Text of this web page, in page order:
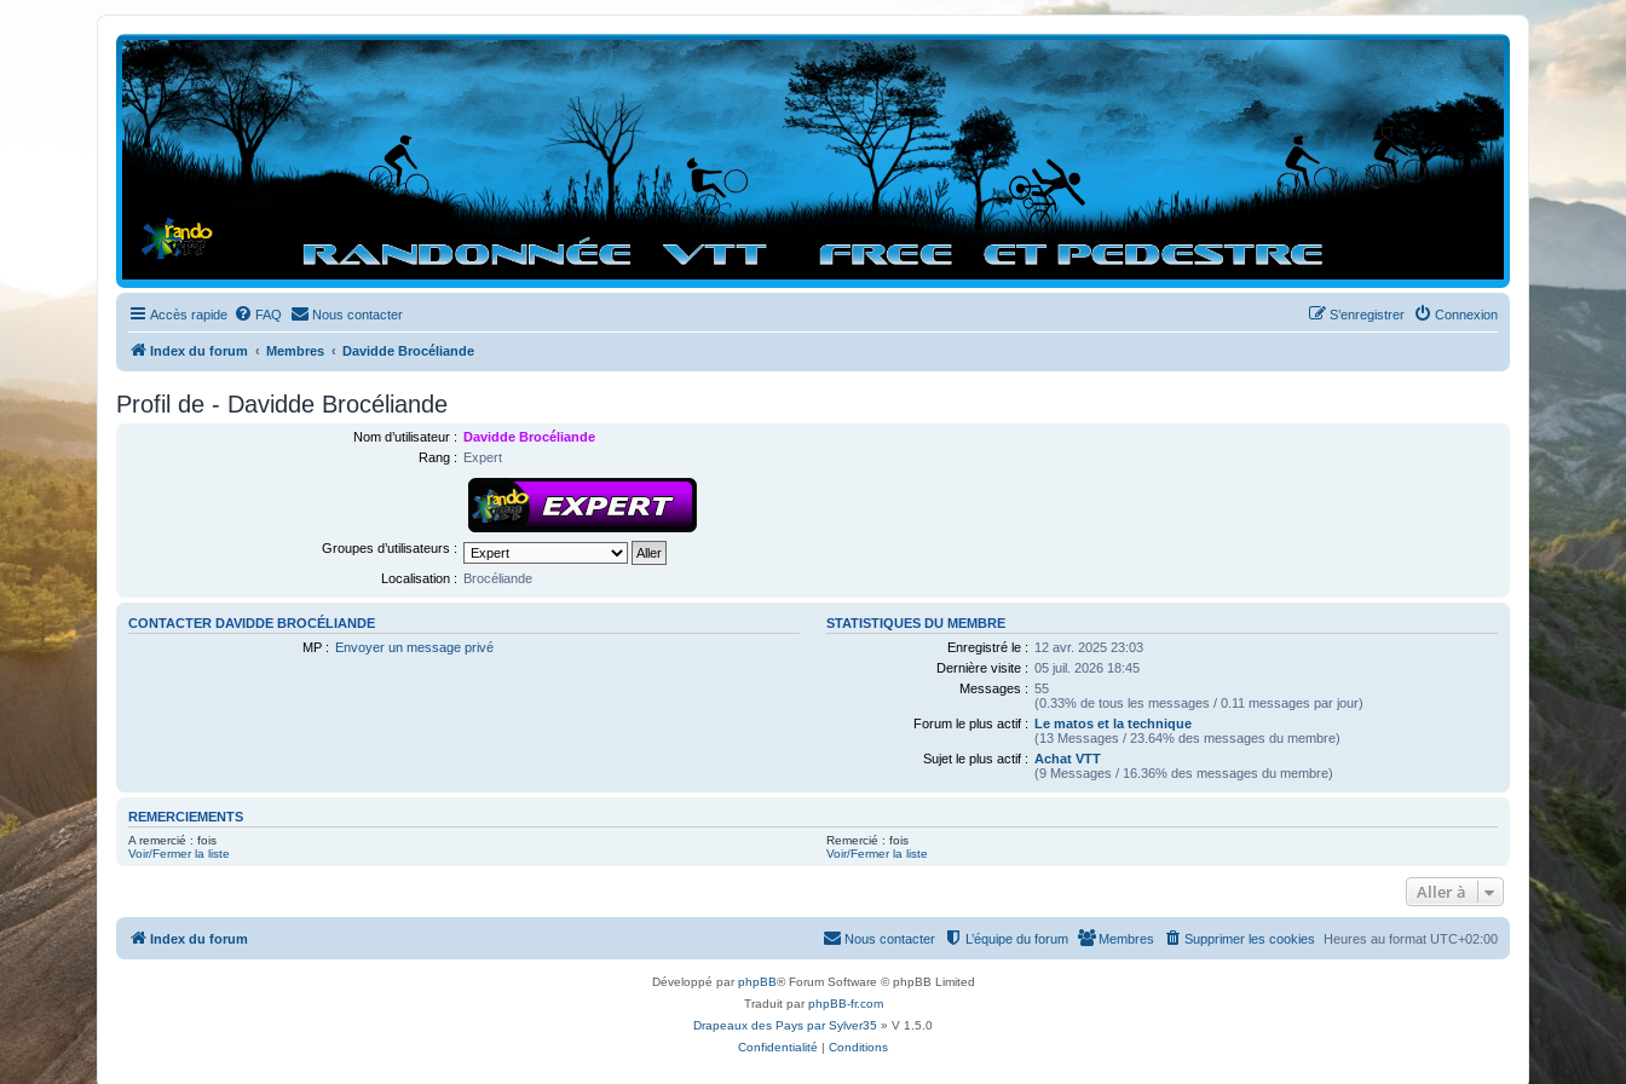
Randovttfree.fr
Bienvenue sur le site des randos vtt et pédestre de Bretagne . Bonne navigation sur le site et bonnes randos dans l'Ouest !
Accès rapide FAQ Nous contacter Connexion
S’enregistrer
Index du forum Membres Davidde Brocéliande
Profil de - Davidde Brocéliande
Nom d’utilisateur :
Davidde Brocéliande
Rang :
Expert
Groupes d’utilisateurs :
Localisation : Brocéliande
CONTACTER DAVIDDE BROCÉLIANDE
MP : Envoyer un message privé
STATISTIQUES DU MEMBRE
Enregistré le : 12 avr. 2025 23:03
Dernière visite : 05 juil. 2026 18:45
Messages : 55
(0.33% de tous les messages / 0.11 messages par jour)
Forum le plus actif : Le matos et la technique
(13 Messages / 23.64% des messages du membre)
Sujet le plus actif : Achat VTT
(9 Messages / 16.36% des messages du membre)
REMERCIEMENTS
A remercié : fois
Voir/Fermer la liste
Remercié : fois
Voir/Fermer la liste
Aller à
Index du forum Heures au format UTC+02:00
Supprimer les cookies
Membres
L’équipe du forum
Nous contacter
Développé parphpBB® Forum Software © phpBB Limited
Traduit parphpBB-fr.com
Drapeaux des Pays par Sylver35 » V 1.5.0
Confidentialité
Conditions